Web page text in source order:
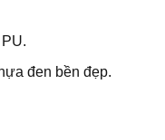
đen bền đẹp.